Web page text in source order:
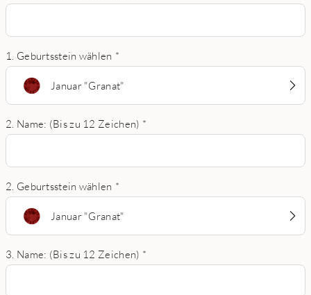
1. Geburtsstein wählen *
Januar "Granat"
2. Name: (Bis zu 12 Zeichen) *
2. Geburtsstein wählen *
Januar "Granat"
3. Name: (Bis zu 12 Zeichen) *